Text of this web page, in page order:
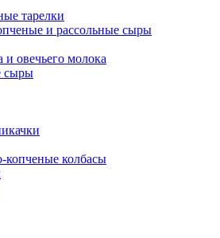
тарелки
и рассольные сыры
овечьего молока
сыры
копченые колбасы